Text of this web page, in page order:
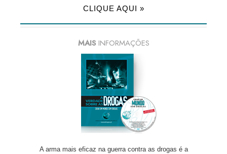
CLIQUE AQUI »
MAIS INFORMAÇÕES
A arma mais eficaz na guerra contra as drogas é a